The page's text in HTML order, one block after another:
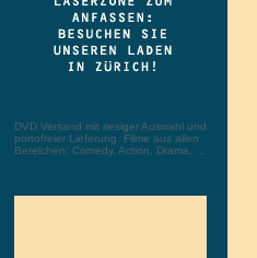
DVD Versand mit riesiger Auswahl und
portofreier Lieferung. Filme aus allen
Bereichen: Comedy, Action, Drama, ...